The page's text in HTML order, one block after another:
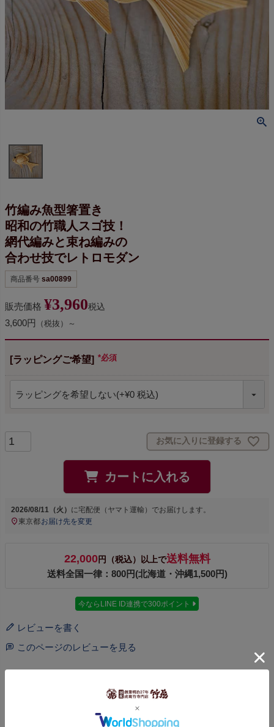
竹編み魚型箸置き
昭和の竹職人スゴ技！
網代編みと束ね編みの
合わせ技でレトロモダン
商品番号 sa00899
販売価格 ¥3,960税込
3,600円 （税抜）～
[ラッピングご希望]
お気に入りに登録する
カートに入れる
2026/08/11（火） に宅配便（ヤマト運輸） でお届けします。
東京都お届け先を変更
22,000円（税込）以上で送料無料
送料全国一律：800円(北海道・沖縄1,500円)
今ならLINE ID連携で300ポイント
レビューを書く
このページのレビューを見る
Pin it